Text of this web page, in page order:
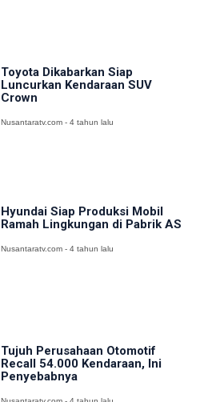
Toyota Dikabarkan Siap
Luncurkan Kendaraan SUV
Crown
Nusantaratv.com - 4 tahun lalu
Hyundai Siap Produksi Mobil
Ramah Lingkungan di Pabrik AS
Nusantaratv.com - 4 tahun lalu
Tujuh Perusahaan Otomotif
Recall 54.000 Kendaraan, Ini
Penyebabnya